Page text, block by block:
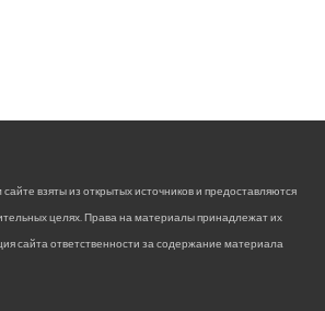
взяты из открытых источников и предоставляются
целях. Права на материалы принадлежат их
сайта ответственности за содержание материала